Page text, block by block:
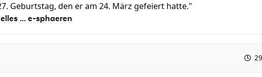
Geburtstag, den er am 24. März gefeiert hatte."
... e-sphaeren